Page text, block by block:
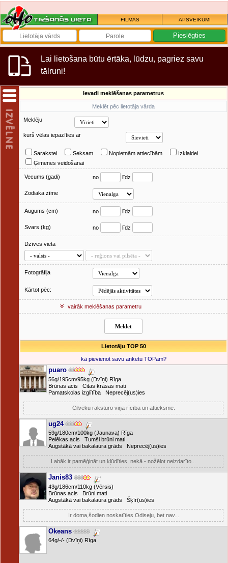
FILMAS APSVEIKUMI
Lai lietošana būtu ērtāka, lūdzu, pagriez savu
tālruni!
Ievadi meklēšanas parametrus
Meklēt pēc lietotāja vārda
Meklēju
kurš vēlas iepazīties ar
Sarakstei Seksam Nopietnām attiecībām
Izklaidei
Ģimenes veidošanai
Vecums (gadi) no līdz
Zodiaka zīme
Augums (cm) no līdz
Svars (kg) no līdz
Dzīves vieta
Fotogrāfija
Kārtot pēc:
vairāk meklēšanas parametru
Lietotāju TOP 50
kā pievienot savu anketu TOPam?
puaro
56g/195cm/95kg (Dvīņi) Rīga
Brūnas acis Citas krāsas mati
Pamatskolas izglītība Neprecēj(us)ies
Cilvēku raksturo viņa rīcība un attieksme.
ug24
59g/180cm/100kg (Jaunava) Rīga
Pelēkas acis Tumši brūni mati
Augstākā vai bakalaura grāds Neprecēj(us)ies
Labāk ir pamēģināt un kļūdīties, nekā - nožēlot neizdarīto...
Janis83
43g/186cm/110kg (Vērsis)
Brūnas acis Brūni mati
Augstākā vai bakalaura grāds Šķīr(us)ies
Ir doma,šodien noskatīties Odiseju, bet nav...
Okeans
64g/-/- (Dvīņi) Rīga